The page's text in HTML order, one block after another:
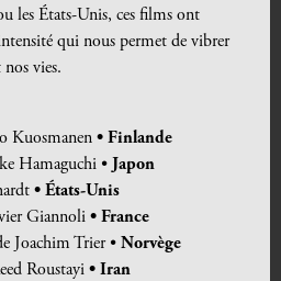
les États-Unis, ces films ont
qui nous permet de vibrer
nos vies.
Kuosmanen • Finlande
Hamaguchi • Japon
• États-Unis
Giannoli • France
Joachim Trier • Norvège
Roustayi • Iran